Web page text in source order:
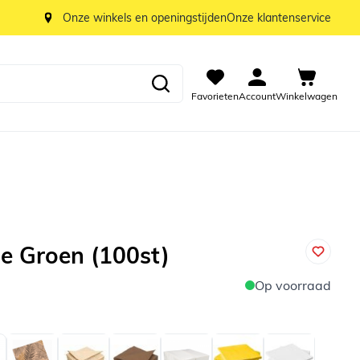
Onze winkels en openingstijdenOnze klantenservice
FavorietenAccountWinkelwagen
Groen (100st)
Op voorraad